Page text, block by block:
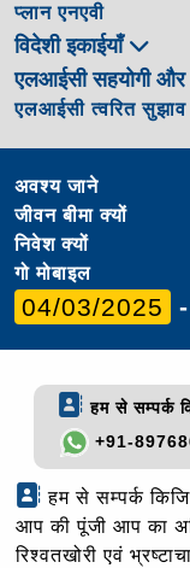
प्लान एनएवी
विदेशी इकाईयाँ
एलआईसी सहयोगी और
एलआईसी त्वरित सुझाव
अवश्य जाने
जीवन बीमा क्यों
निवेश क्यों
गो मोबाइल
04/03/2025
हम से सम्पर्क
+91-
हम से सम्पर्क
आप की पूंजी आप का
रिश्वतखोरी एवं